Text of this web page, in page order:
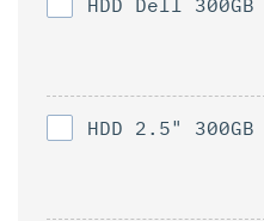
HDD 2.5" 300GB